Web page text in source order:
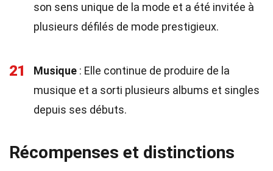
son sens unique de la mode et a été invitée à
plusieurs défilés de mode prestigieux.
21 Musique : Elle continue de produire de la
musique et a sorti plusieurs albums et singles
depuis ses débuts.
Récompenses et distinctions